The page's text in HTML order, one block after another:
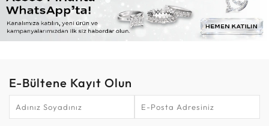
E-Bültene Kayıt Olun